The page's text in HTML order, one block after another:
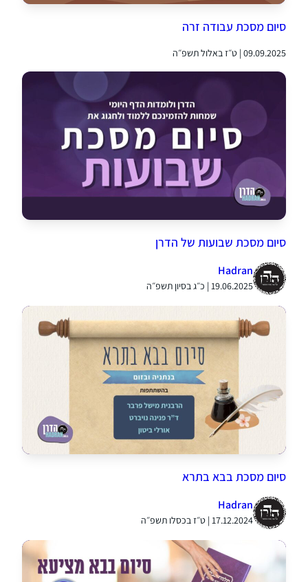
סיום מסכת עבודה זרה
09.09.2025 | ט״ז באלול תשפ״ה
סיום מסכת שבועות של הדרן
Hadran
19.06.2025 | כ״ג בסיון תשפ״ה
סיום מסכת בבא בתרא
Hadran
17.12.2024 | ט״ז בכסלו תשפ״ה